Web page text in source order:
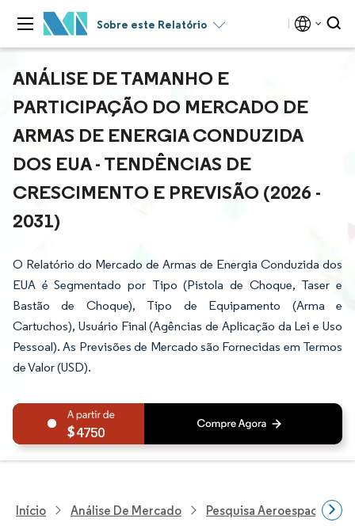
Sobre este Relatório
ANÁLISE DE TAMANHO E
PARTICIPAÇÃO DO MERCADO DE
ARMAS DE ENERGIA CONDUZIDA
DOS EUA - TENDÊNCIAS DE
CRESCIMENTO E PREVISÃO (2026 -
2031)
O Relatório do Mercado de Armas de Energia Conduzida dos
EUA é Segmentado por Tipo (Pistola de Choque, Taser e
Bastão de Choque), Tipo de Equipamento (Arma e
Cartuchos), Usuário Final (Agências de Aplicação da Lei e Uso
Pessoal). As Previsões de Mercado são Fornecidas em Termos
de Valor (USD).
4750
Início Análise De Mercado Pesquisa Aeroespacial E